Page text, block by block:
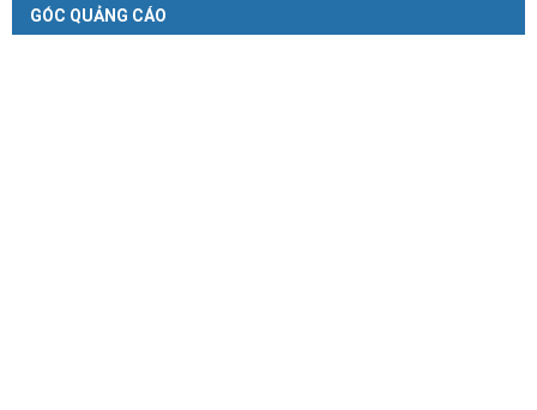
GÓC QUẢNG CÁO